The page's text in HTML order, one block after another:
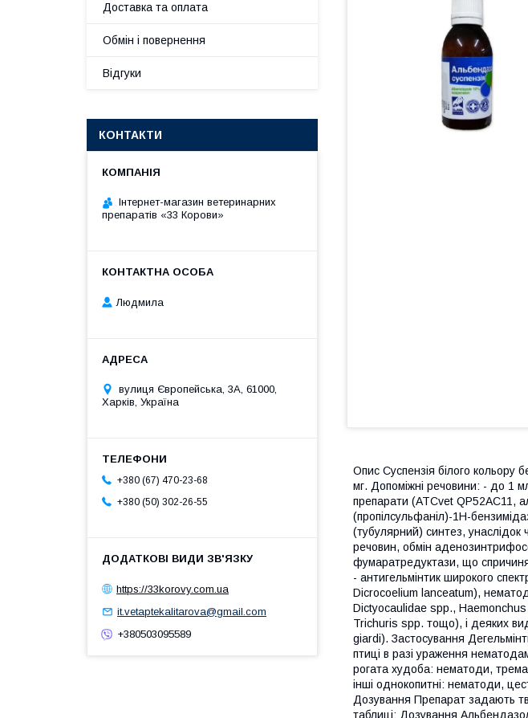
Опис Суспензія білого кольору
мг. Допоміжні речовини: - до 1
препарати (АТСvet QP52AС11,
(пропілсульфаніл)-1Н-
(тубулярний) синтез, унаслідок
речовин, обмін
фумаратредуктази, що
- антигельмінтик широкого
Dicrocоelium lanceatum),
Dictyocaulidae spp.,
Trichuris spp. тощо), і деяких
giardi). Застосування
птиці в разі ураження
рогата худоба: нематоди,
інші однокопитні: нематоди,
Дозування Препарат задають
таблиці: Дозування
Доставка та оплата
Обмін і повернення
Відгуки
КОНТАКТИ
Інтернет-магазин ветеринарних
препаратів «33 Корови»
Людмила
вулиця Європейська, 3А, 61000,
Харків, Україна
+380 (67) 470-23-68
+380 (50) 302-26-55
https://33korovy.com.ua
it.vetaptekalitarova@gmail.com
+380503095589